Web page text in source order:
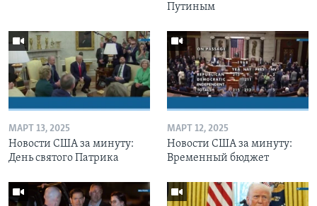
Путиным
МАРТ 13, 2025
Новости США за минуту:
День святого Патрика
МАРТ 12, 2025
Новости США за минуту:
Временный бюджет